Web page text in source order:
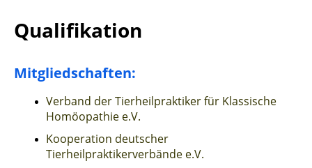
Qualifikation
Mitgliedschaften:
Verband der Tierheilpraktiker für Klassische
Homöopathie e.V.
Kooperation deutscher
Tierheilpraktikerverbände e.V.